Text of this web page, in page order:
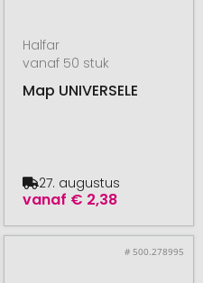
Halfar
vanaf 50 stuk
Map UNIVERSELE
vanaf € 2,38
27. augustus
# 500.278995